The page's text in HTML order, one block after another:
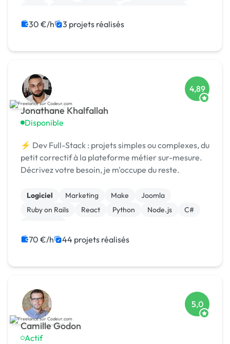
30 €/h 3 projets réalisés
Jonathane Khalfallah
Disponible
4,89
⚡ Dev Full-Stack : projets simples ou complexes, du
petit correctif à la plateforme métier sur-mesure.
Décrivez votre besoin, je m'occupe du reste.
Logiciel Marketing Make
Joomla
Ruby on Rails
React Python Node.js
C#
70 €/h 44 projets réalisés
Camille Godon
Actif
5,0